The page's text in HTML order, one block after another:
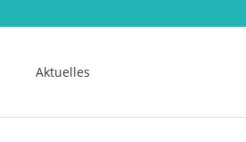
Aktuelles